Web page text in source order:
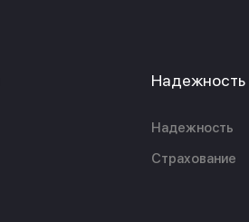
Надежность
Надежность
Страхование